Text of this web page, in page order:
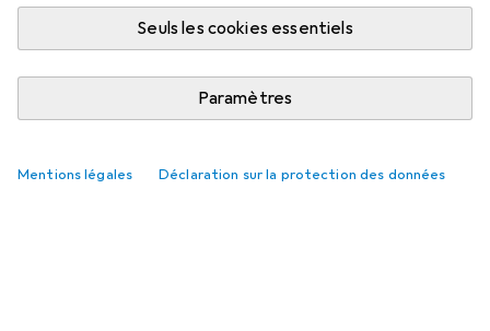
Seuls les cookies essentiels
Paramètres
Mentions légales Déclaration sur la protection des données